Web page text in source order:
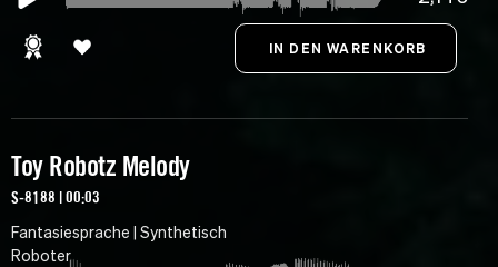
Toy Robotz Melody
S-8188 | 00:03
Fantasiesprache | Synthetisch
Roboter